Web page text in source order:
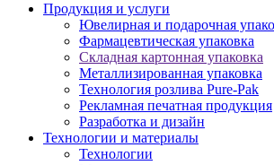
Продукция и услуги
Ювелирная и подарочная
Фармацевтическая упаковка
Складная картонная упаковка
Металлизированная упаковка
Технология розлива Pure-Pak
Рекламная печатная продукция
Разработка и дизайн
Технологии и материалы
Технологии